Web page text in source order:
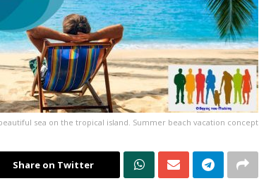
sea on the tropical island. Summer beach vacation concept
Share on Twitter